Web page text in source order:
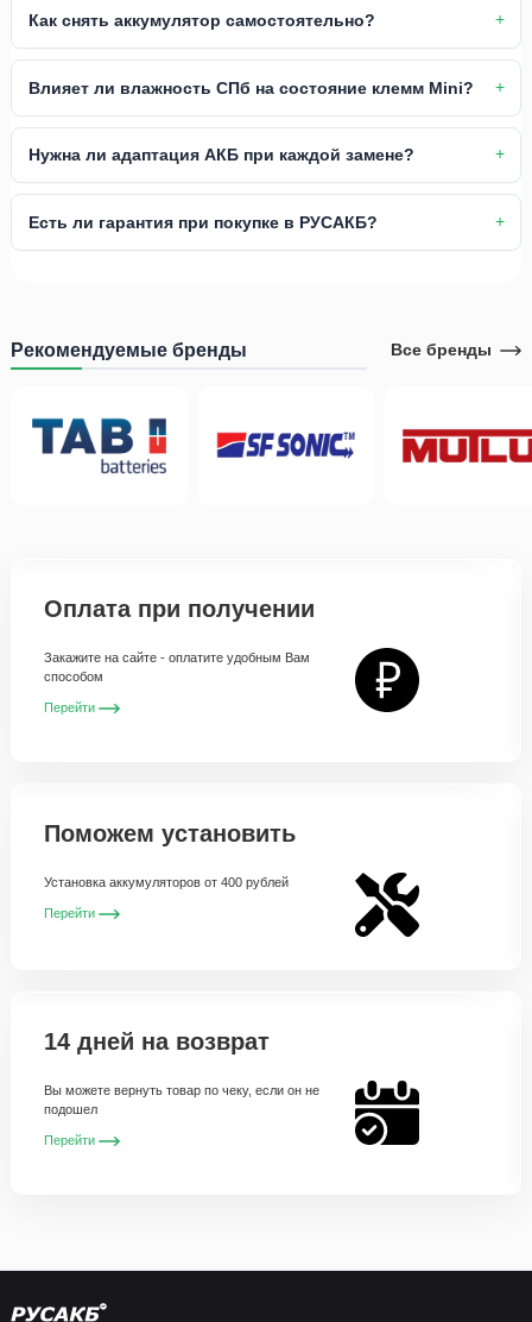
Как снять аккумулятор самостоятельно?
Влияет ли влажность СПб на состояние клемм Mini?
Нужна ли адаптация АКБ при каждой замене?
Есть ли гарантия при покупке в РУСАКБ?
Рекомендуемые бренды Все бренды
Оплата при получении
Закажите на сайте - оплатите удобным Вам
способом
Перейти
Поможем установить
Установка аккумуляторов от 400 рублей
Перейти
14 дней на возврат
Вы можете вернуть товар по чеку, если он не
подошел
Перейти